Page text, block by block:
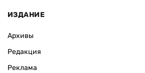
ИЗДАНИЕ
Архивы
Редакция
Реклама